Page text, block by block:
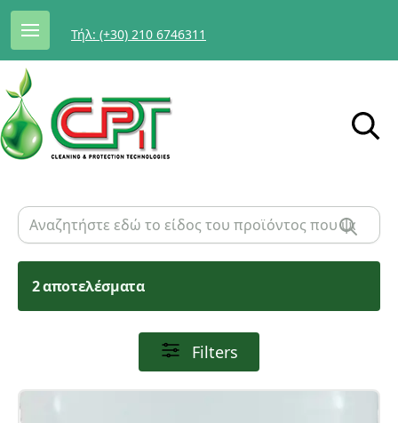
Τήλ: (+30) 210 6746311
2 αποτελέσματα
Filters